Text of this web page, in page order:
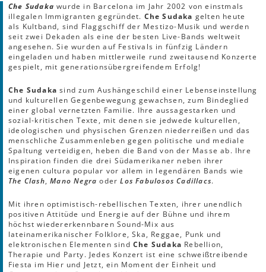
Che Sudaka wurde in Barcelona im Jahr 2002 von einstmals
illegalen Immigranten gegründet. Che Sudaka gelten heute
als Kultband, sind Flaggschiff der Mestizo-Musik und werden
seit zwei Dekaden als eine der besten Live-Bands weltweit
angesehen. Sie wurden auf Festivals in fünfzig Ländern
eingeladen und haben mittlerweile rund zweitausend Konzerte
gespielt, mit generationsübergreifendem Erfolg!
Che Sudaka sind zum Aushängeschild einer Lebenseinstellung
und kulturellen Gegenbewegung gewachsen, zum Bindeglied
einer global vernetzten Familie. Ihre aussagestarken und
sozial-kritischen Texte, mit denen sie jedwede kulturellen,
ideologischen und physischen Grenzen niederreißen und das
menschliche Zusammenleben gegen politische und mediale
Spaltung verteidigen, heben die Band von der Masse ab. Ihre
Inspiration finden die drei Südamerikaner neben ihrer
eigenen cultura popular vor allem in legendären Bands wie
The Clash,Mano Negra oderLos Fabulosos Cadillacs.
Mit ihren optimistisch-rebellischen Texten, ihrer unendlich
positiven Attitüde und Energie auf der Bühne und ihrem
höchst wiedererkennbaren Sound-Mix aus
lateinamerikanischer Folklore, Ska, Reggae, Punk und
elektronischen Elementen sind Che Sudaka Rebellion,
Therapie und Party. Jedes Konzert ist eine schweißtreibende
Fiesta im Hier und Jetzt, ein Moment der Einheit und